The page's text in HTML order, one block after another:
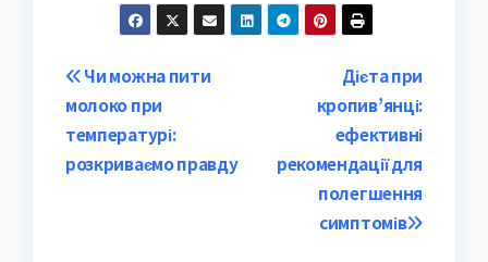
Post
navigation
Дієта при
кропив’янці:
ефективні
рекомендації для
полегшення
симптомів
Чи можна пити
молоко при
температурі:
розкриваємо правду